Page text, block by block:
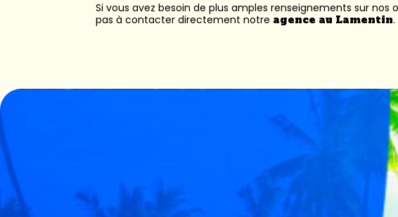
Si vous avez besoin de plus amples renseignements sur nos
pas à contacter directement notre agence au Lamentin.